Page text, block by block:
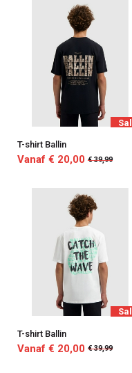
T-shirt Ballin
Vanaf € 20,00 € 39,99
T-shirt Ballin
Vanaf € 20,00 € 39,99